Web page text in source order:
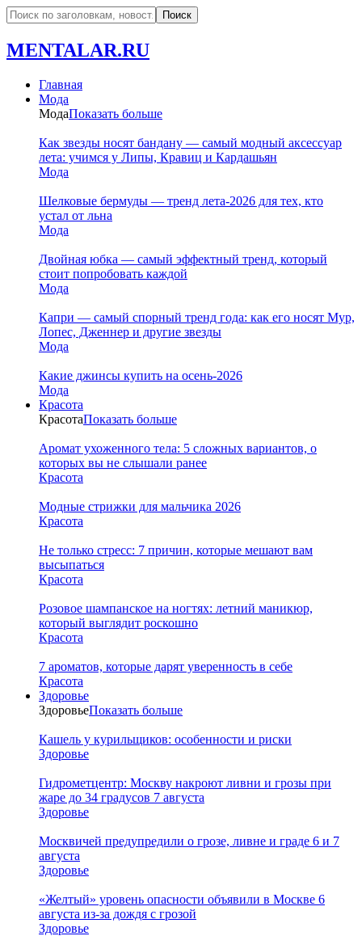
MENTALAR.RU
Главная
Мода
МодаПоказать больше
Как звезды носят бандану — самый модный аксессуар
лета: учимся у Липы, Кравиц и Кардашьян
Мода
Шелковые бермуды — тренд лета-2026 для тех, кто
устал от льна
Мода
Двойная юбка — самый эффектный тренд, который
стоит попробовать каждой
Мода
Капри — самый спорный тренд года: как его носят Мур,
Лопес, Дженнер и другие звезды
Мода
Какие джинсы купить на осень-2026
Мода
Красота
КрасотаПоказать больше
Аромат ухоженного тела: 5 сложных вариантов, о
которых вы не слышали ранее
Красота
Модные стрижки для мальчика 2026
Красота
Не только стресс: 7 причин, которые мешают вам
высыпаться
Красота
Розовое шампанское на ногтях: летний маникюр,
который выглядит роскошно
Красота
7 ароматов, которые дарят уверенность в себе
Красота
Здоровье
ЗдоровьеПоказать больше
Кашель у курильщиков: особенности и риски
Здоровье
Гидрометцентр: Москву накроют ливни и грозы при
жаре до 34 градусов 7 августа
Здоровье
Москвичей предупредили о грозе, ливне и граде 6 и 7
августа
Здоровье
«Желтый» уровень опасности объявили в Москве 6
августа из-за дождя с грозой
Здоровье